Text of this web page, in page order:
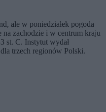
ale w poniedziałek pogoda
zachodzie i w centrum kraju
st. C. Instytut wydał
trzech regionów Polski.